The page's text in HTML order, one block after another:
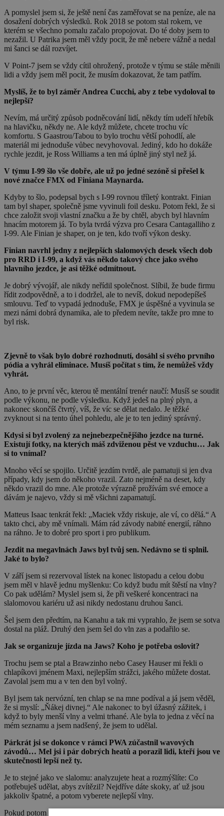
A pomyslel jsem si, že ještě není čas zaměřovat se na peníze, ale na
dosažení dobrých výsledků. Rok 2018 se potom stal rokem, ve
kterém se všechno pomalu začalo propojovat. Do té doby jsem to
nezažil. U Patrika jsem měl vždy pocit, že mě nebere vážně a nedal
mi šanci se dál rozvíjet.
V Point-7 jsem se vždy cítil ohrožený, protože v týmu se stále měnili
lidi a vždy jsem měl pocit, že musím dokazovat, že tam patřím.
Myslíš, že to byl záměr Andrea Cucchi, aby z tebe vydoloval to
nejlepší?
Nevím, má určitý způsob podněcování lidí, někdy tím udeří hřebík
na hlavičku, někdy ne. Ale když můžete, chcete trochu víc
komfortu. S Gaastrou/Tabou to bylo trochu větší pohodlí, ale
materiál mi jednoduše vůbec nevyhovoval. Jediný, kdo ho dokáže
rychle jezdit, je Ross Williams a ten má úplně jiný styl než já.
V týmu I-99 šlo vše dobře, ale už po jedné sezóně si přešel k
nové značce FMX od Finiana Maynarda.
Kdyby to šlo, podepsal bych s I-99 rovnou tříletý kontrakt. Finian
tam byl shaper, společně jsme vyvinuli foil desku. Potom řekl, že si
chce založit svoji vlastní značku a že by chtěl, abych byl hlavním
hnacím motorem já. To byla tvrdá výzva pro Cesara Cantagalliho z
I-99. Ale Finian je shaper, on je ten, kdo tvoří výkon desky.
Finian navrhl jedny z nejlepších slalomových desek všech dob
pro RRD i I-99, a když vás někdo takový chce jako svého
hlavního jezdce, je asi těžké odmítnout.
Je dobrý vývojář, ale nikdy neřídil společnost. Slíbil, že bude firmu
řídit zodpovědně, a to i dodržel, ale to nevíš, dokud nepodepíšeš
smlouvu. Teď to vypadá jednoduše, FMX je úspěšné a vyvinula se
mezi námi dobrá dynamika, ale to předem nevíte, takže pro mne to
byl risk.
Zjevně to však bylo dobré rozhodnutí, dosáhl si svého prvního
pódia a vyhrál eliminace. Musíš počítat s tím, že nemůžeš vždy
vyhrát.
Ano, to je první věc, kterou tě mentální trenér naučí: Musíš se soudit
podle výkonu, ne podle výsledku. Když jedeš na plný plyn, a
nakonec skončíš čtvrtý, víš, že víc se dělat nedalo. Je těžké
zvyknout si na tento úhel pohledu, ale je to ten jediný správný.
Kdysi si byl zvolený za nejnebezpečnějšího jezdce na turné.
Existují fotky, na kterých máš zdviženou pěst ve vzduchu… Jak
si to vnímal?
Mnoho věcí se spojilo. Určitě jezdím tvrdě, ale pamatuji si jen dva
případy, kdy jsem do někoho vrazil. Zato nejméně na deset, kdy
někdo vrazil do mne. Ale protože výrazně prožívám své emoce a
dávám je najevo, vždy si mě všichni zapamatují.
Matteus Isaac tenkrát řekl: „Maciek vždy riskuje, ale ví, co dělá.“ A
takto chci, aby mě vnímali. Mám rád závody nabité energií, ráhno
na ráhno. Je to dobré pro sport i pro publikum.
Jezdit na megavlnách Jaws byl tvůj sen. Nedávno se ti splnil.
Jaké to bylo?
V září jsem si rezervoval lístek na konec listopadu a celou dobu
jsem měl v hlavě jednu myšlenku: Co když budu mít štěstí na vlny?
Co pak udělám? Myslel jsem si, že při veškeré koncentraci na
slalomovou kariéru už asi nikdy nedostanu druhou šanci.
Šel jsem den předtím, na Kanahu a tak mi vyprahlo, že jsem se sotva
dostal na pláž. Druhý den jsem šel do vln zas a podařilo se.
Jak se organizuje jízda na Jaws? Koho je potřeba oslovit?
Trochu jsem se ptal a Brawzinho nebo Casey Hauser mi řekli o
chlapíkovi jménem Maxi, nejlepším strážci, jakého můžete dostat.
Zavolal jsem mu a v ten den byl volný.
Byl jsem tak nervózní, ten chlap se na mne podíval a já jsem věděl,
že si myslí: „Ňákej divnej.“ Ale nakonec to byl úžasný zážitek, i
když to byly menší vlny a velmi trhané. Ale byla to jedna z věcí na
mém seznamu a jsem nadšený, že jsem to udělal.
Párkrát jsi se dokonce v rámci PWA zúčastnil wavových
závodů… Mel jsi i pár dobrých heatů a porazil lidi, kteří jsou ve
skutečnosti lepší než ty.
Je to stejné jako ve slalomu: analyzujete heat a rozmýšlíte: Co
potřebuješ udělat, abys zvítězil? Nejdříve dáte skoky, ať už jsou
jakkoliv špatné, a potom vyberete nejlepší vlny.
Pokud potom stihnete ještě nějaký trik, tím lépe. Věřte tomu, že i